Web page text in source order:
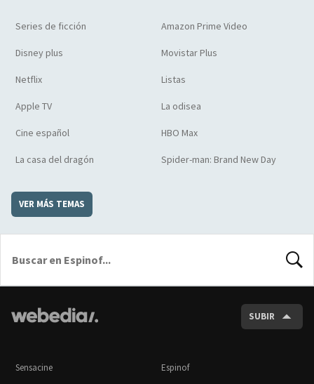
Series de ficción Amazon Prime Video
Disney plus Movistar Plus
Netflix Listas
Apple TV La odisea
Cine español HBO Max
La casa del dragón Spider-man: Brand New Day
VER MÁS TEMAS
SUBIR
Sensacine Espinof